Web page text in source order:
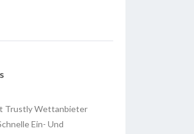
Trustly Wettanbieter
Ein- Und